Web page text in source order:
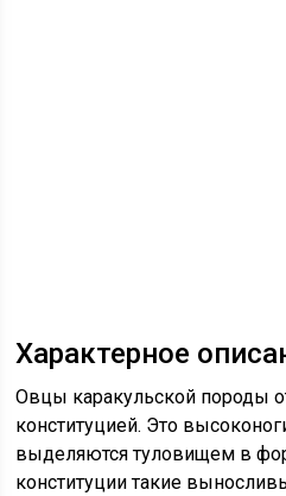
Характерное
Овцы каракульской породы
конституцией. Это
выделяются туловищем в
конституции такие